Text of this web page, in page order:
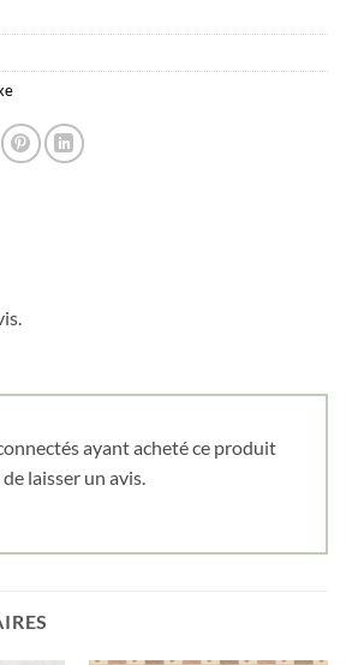
ayant acheté ce produit
laisser un avis.
10% de rabais
en vous inscrivant à
notre infolettre!
ici pour obtenir votre 10%